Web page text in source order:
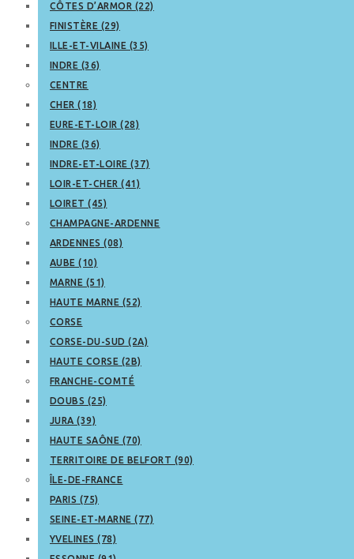
CÔTES D’ARMOR (22)
FINISTÈRE (29)
ILLE-ET-VILAINE (35)
INDRE (36)
CENTRE
CHER (18)
EURE-ET-LOIR (28)
INDRE (36)
INDRE-ET-LOIRE (37)
LOIR-ET-CHER (41)
LOIRET (45)
CHAMPAGNE-ARDENNE
ARDENNES (08)
AUBE (10)
MARNE (51)
HAUTE MARNE (52)
CORSE
CORSE-DU-SUD (2A)
HAUTE CORSE (2B)
FRANCHE-COMTÉ
DOUBS (25)
JURA (39)
HAUTE SAÔNE (70)
TERRITOIRE DE BELFORT (90)
ÎLE-DE-FRANCE
PARIS (75)
SEINE-ET-MARNE (77)
YVELINES (78)